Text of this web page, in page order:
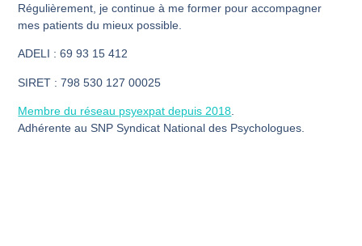
Régulièrement, je continue à me former pour accompagner
mes patients du mieux possible.
ADELI : 69 93 15 412
SIRET : 798 530 127 00025
Membre du réseau psyexpat depuis 2018
Adhérente au SNP Syndicat National des Psychologues.